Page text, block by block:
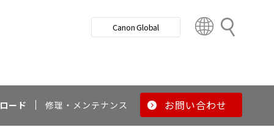
検
Canon Global
t
y
ード 修理・メンテナンス お問い合わせ